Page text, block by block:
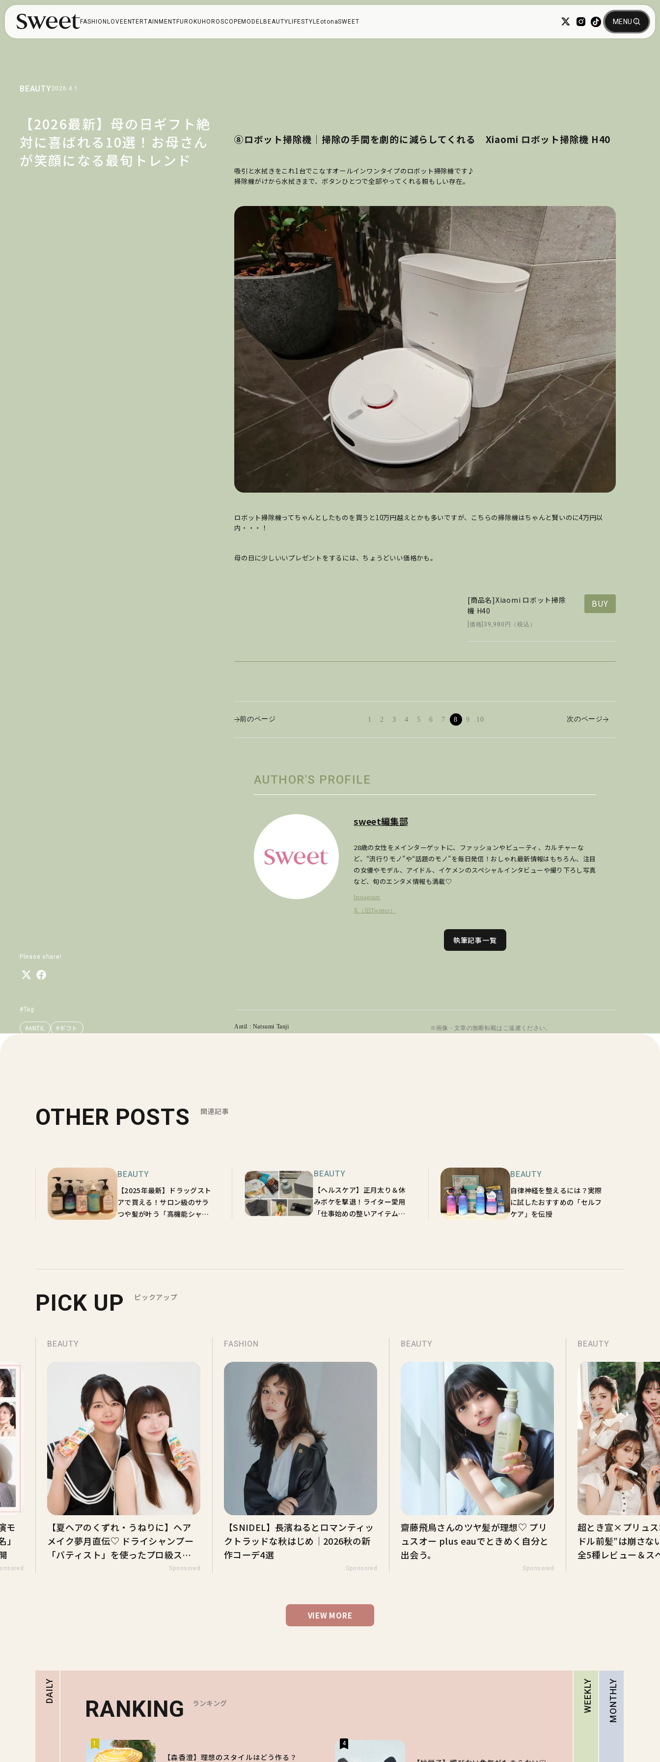
FASHION LOVE ENTERTAINMENT FUROKU HOROSCOPEMODEL BEAUTY LIFESTYLEotonaSWEET
BEAUTY2026.4.1
【2026最新】母の日ギフト絶
対に喜ばれる10選！お母さん
が笑顔になる最旬トレンド
Please share!
#Tag
#ANTIL #ギフト
⑧ロボット掃除機｜掃除の手間を劇的に減らしてくれる Xiaomi ロボット掃除機 H40
吸引と水拭きをこれ1台でこなすオールインワンタイプのロボット掃除機です♪
掃除機がけから水拭きまで、ボタンひとつで全部やってくれる頼もしい存在。
ロボット掃除機ってちゃんとしたものを買うと10万円越えとかも多いですが、こちらの掃除機はちゃんと賢いのに4万円以
内・・・！
母の日に少しいいプレゼントをするには、ちょうどいい価格かも。
[商品名]Xiaomi ロボット掃除
機 H40
[価格]39,980円（税込）
BUY
前のページ 1 2 3 4 5 6 7 8 9 10 次のページ
AUTHOR'S PROFILE
sweet編集部
28歳の女性をメインターゲットに、ファッションやビューティ、カルチャーな
ど、“流行りモノ”や“話題のモノ”を毎日発信！おしゃれ最新情報はもちろん、注目
の女優やモデル、アイドル、イケメンのスペシャルインタビューや撮り下ろし写真
など、旬のエンタメ情報も満載♡
Instagram
X（旧Twitter）
執筆記事一覧
Antil : Natsumi Tanji ※画像・文章の無断転載はご遠慮ください。
OTHER POSTS 関連記事
BEAUTY
【2025年最新】ドラッグスト
アで買える！サロン級のサラ
つや髪が叶う「高機能シャン
BEAUTY
【ヘルスケア】正月太り＆休
みボケを撃退！ライター愛用
「仕事始めの整いアイテム」
BEAUTY
自律神経を整えるには？実際
に試したおすすめの「セルフ
ケア」を伝授
PICK UP ピックアップ
モ
BEAUTY
【夏ヘアのくずれ・うねりに】ヘア
メイク夢月直伝♡ ドライシャンプー
「バティスト」を使ったプロ級スタ
Sponsored
FASHION
【SNIDEL】長濱ねるとロマンティッ
クトラッドな秋はじめ｜2026秋の新
作コーデ4選
Sponsored
BEAUTY
齋藤飛鳥さんのツヤ髪が理想♡ プリ
ュスオー plus eauでときめく自分と
出会う。
Sponsored
BEAUTY
超とき宣×プリュ
ドル前髪”は崩さ
全5種レビュー＆ス
VIEW MORE
DAILY
RANKING ランキング
1
【森香澄】理想のスタイルはどう作る？
4
WEEKLY MONTHLY